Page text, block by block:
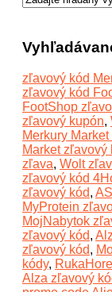
zľavový kód
zľavový kód
FootShop
zľavový kupón,
Merkury
Market zľavový
zľava, Wolt
zľavový kód
zľavový kód,
MyProtein
MojNabytok
zľavový kód,
zľavový kód,
kódy,
Alza zľavový